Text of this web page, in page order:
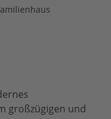
großzügigen und